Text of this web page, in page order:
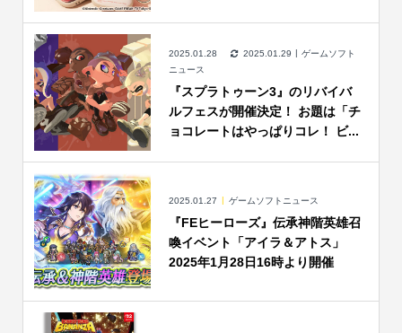
2025.01.28 2025.01.29
ゲームソフト
ニュース
『スプラトゥーン3』のリバイバ
ルフェスが開催決定！ お題は「チ
ョコレートはやっぱりコレ！ ビ...
2025.01.27 ゲームソフトニュース
『FEヒーローズ』伝承神階英雄召
喚イベント「アイラ＆アトス」
2025年1月28日16時より開催